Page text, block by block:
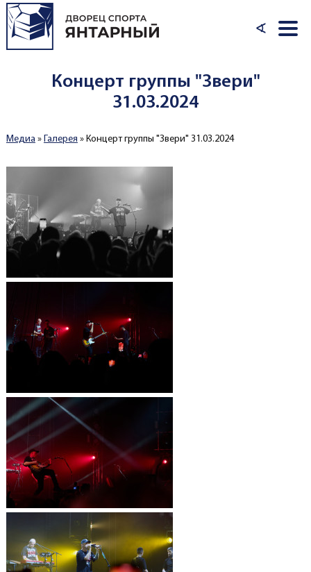
Перейти к основному содержанию
∢
Концерт группы "Звери"
31.03.2024
Вы здесь
Медиа» Галерея » Концерт группы "Звери" 31.03.2024